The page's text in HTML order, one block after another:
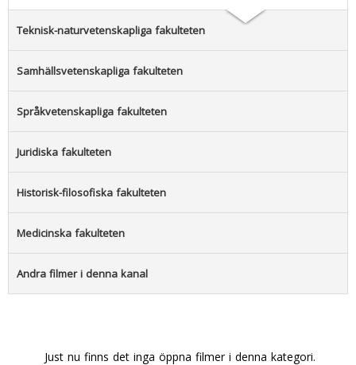
Teknisk-naturvetenskapliga fakulteten
Samhällsvetenskapliga fakulteten
Språkvetenskapliga fakulteten
Juridiska fakulteten
Historisk-filosofiska fakulteten
Medicinska fakulteten
Andra filmer i denna kanal
Just nu finns det inga öppna filmer i denna kategori.